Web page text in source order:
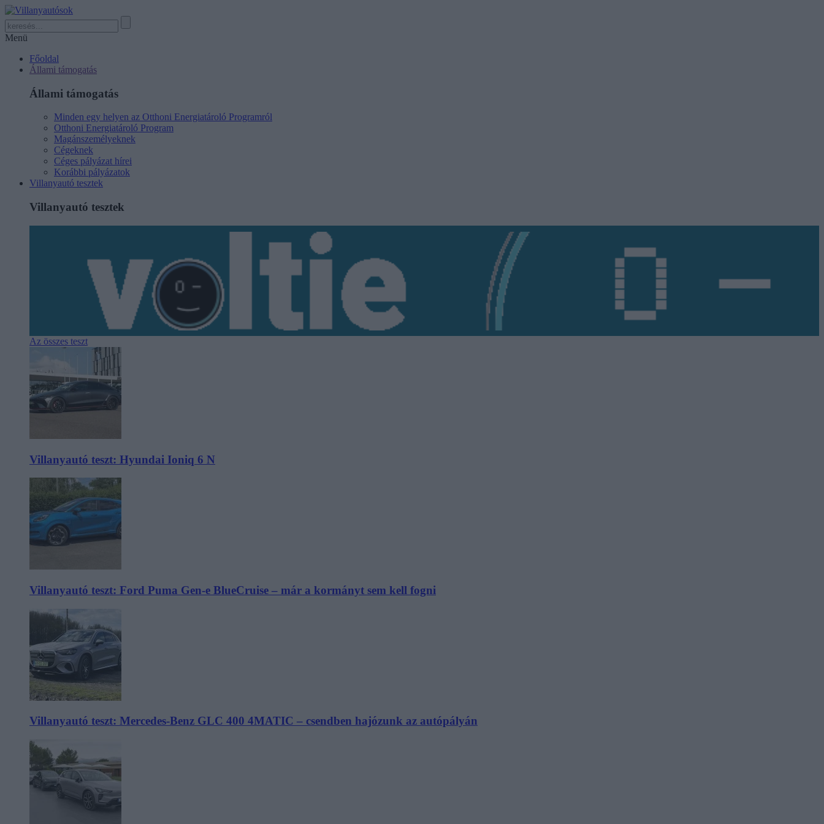
Menü
Főoldal
Állami támogatás
Állami támogatás
Minden egy helyen az Otthoni Energiatároló Programról
Otthoni Energiatároló Program
Magánszemélyeknek
Cégeknek
Céges pályázat hírei
Korábbi pályázatok
Villanyautó tesztek
Villanyautó tesztek
Az összes teszt
Villanyautó teszt: Hyundai Ioniq 6 N
Villanyautó teszt: Ford Puma Gen-e BlueCruise – már a kormányt sem kell fogni
Villanyautó teszt: Mercedes-Benz GLC 400 4MATIC – csendben hajózunk az autópályán